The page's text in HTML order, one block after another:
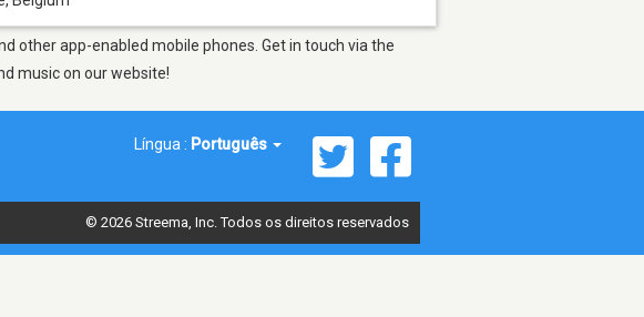
other app-enabled mobile phones. Get in touch via the
music on our website!
Língua : Português
© 2026 Streema, Inc. Todos os direitos reservados